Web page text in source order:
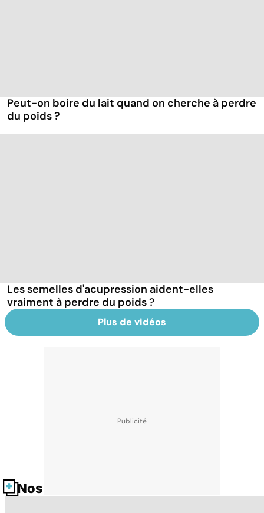
Peut-on boire du lait quand on cherche à perdre
du poids ?
Les semelles d'acupression aident-elles
vraiment à perdre du poids ?
Plus de vidéos
Nos fiches santé